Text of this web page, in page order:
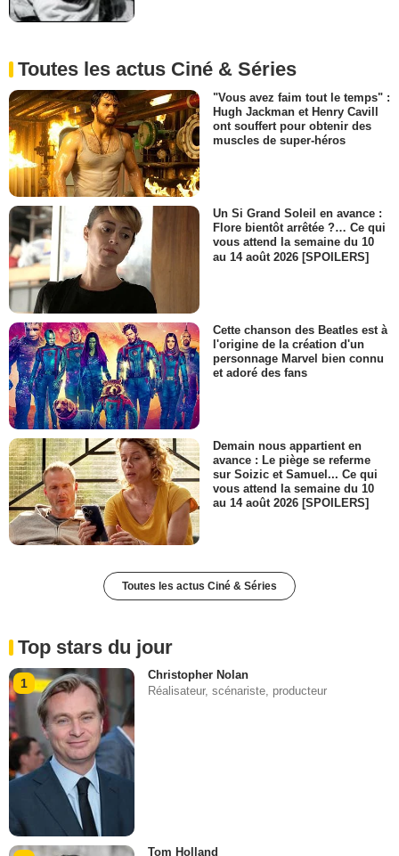
Toutes les actus Ciné & Séries
"Vous avez faim tout le temps" :
Hugh Jackman et Henry Cavill
ont souffert pour obtenir des
muscles de super-héros
Un Si Grand Soleil en avance :
Flore bientôt arrêtée ?… Ce qui
vous attend la semaine du 10
au 14 août 2026 [SPOILERS]
Cette chanson des Beatles est à
l'origine de la création d'un
personnage Marvel bien connu
et adoré des fans
Demain nous appartient en
avance : Le piège se referme
sur Soizic et Samuel... Ce qui
vous attend la semaine du 10
au 14 août 2026 [SPOILERS]
Toutes les actus Ciné & Séries
Top stars du jour
1
Christopher Nolan
Réalisateur, scénariste, producteur
Tom Holland